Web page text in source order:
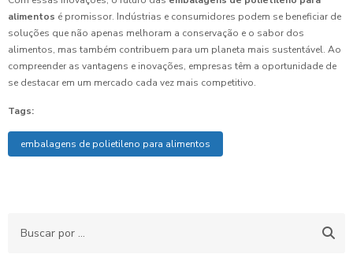
alimentos é promissor. Indústrias e consumidores podem se beneficiar de
soluções que não apenas melhoram a conservação e o sabor dos
alimentos, mas também contribuem para um planeta mais sustentável. Ao
compreender as vantagens e inovações, empresas têm a oportunidade de
se destacar em um mercado cada vez mais competitivo.
Tags:
embalagens de polietileno para alimentos